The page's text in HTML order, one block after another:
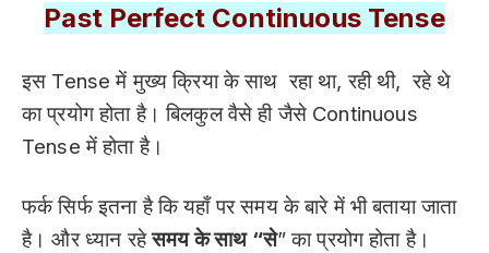
Past Perfect Continuous Tense
इस Tense में मुख्य क्रिया के साथ रहा था, रही थी, रहे थे
का प्रयोग होता है। बिलकुल वैसे ही जैसे Continuous
Tense में होता है।
फर्क सिर्फ इतना है कि यहाँ पर समय के बारे में भी बताया जाता
है। और ध्यान रहेसमय के साथ “से” का प्रयोग होता है।